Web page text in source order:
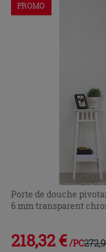
PROMO
Porte de douche
6 mm transparent
218,32 € /PC